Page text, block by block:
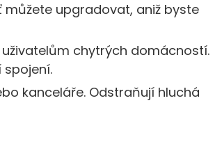
můžete upgradovat, aniž byste
chytrých domácností.
spojení.
kanceláře. Odstraňují hluchá